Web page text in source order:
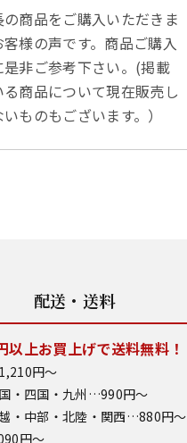
の商品をご購入いただきま
客様の声です。商品ご購入
是非ご参考下さい。(掲載
る商品について現在販売し
ものもございます。）
配送・送料
以上お買上げで送料無料！
円～
・四国・九州…990円～
・中部・北陸・関西…880円～
円～